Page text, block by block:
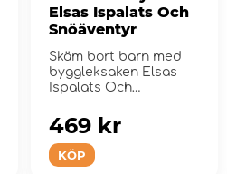
Elsas Ispalats Och
Snöäventyr
Skäm bort barn med
byggleksaken Elsas
Ispalats Och
KÖP
469 kr